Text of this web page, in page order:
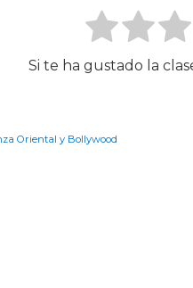
Si te ha gustado la
Oriental y Bollywood